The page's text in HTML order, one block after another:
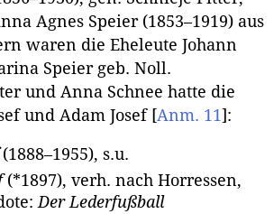
Agnes Speier (1853–1919) aus
waren die Eheleute Johann
Speier geb. Noll.
und Anna Schnee hatte die
und Adam Josef [Anm. 11] :
s.u.
(*1897), verh. nach Horressen,
Der Lederfußball